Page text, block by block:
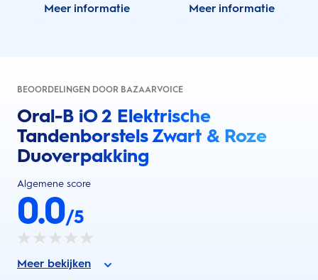
Meer informatie Meer informatie
BEOORDELINGEN DOOR BAZAARVOICE
Oral-B iO 2 Elektrische
Tandenborstels Zwart & Roze
Duoverpakking
Algemene score
0.0/5
Meer bekijken